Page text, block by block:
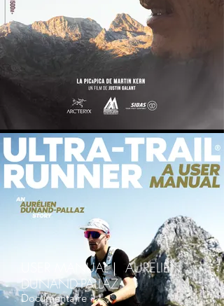
USER MANUAL｜ AURELIEN
DUNAND-PALLAZ
Documentaire